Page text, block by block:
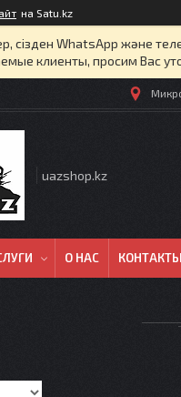
на Satu.kz
сізден WhatsApp
клиенты, просим Вас
uazshop.kz
О НАС КОНТАКТЫ